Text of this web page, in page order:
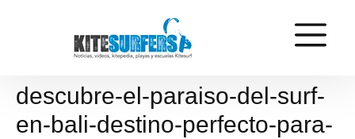
descubre-el-paraiso-del-surf-
en-bali-destino-perfecto-para-